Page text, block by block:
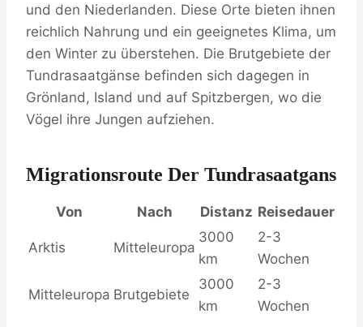
und den Niederlanden. Diese Orte bieten ihnen
reichlich Nahrung und ein geeignetes Klima, um
den Winter zu überstehen. Die Brutgebiete der
Tundrasaatgänse befinden sich dagegen in
Grönland, Island und auf Spitzbergen, wo die
Vögel ihre Jungen aufziehen.
Migrationsroute Der Tundrasaatgans
Von Nach Distanz Reisedauer
Arktis Mitteleuropa
3000
km
2-3
Wochen
Mitteleuropa Brutgebiete
3000
km
2-3
Wochen